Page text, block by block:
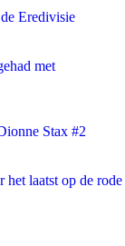
Eredivisie
met
Stax #2
laatst op de rode